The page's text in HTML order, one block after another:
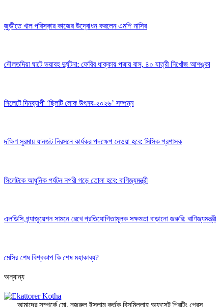
জুড়ীতে খাল পরিস্কার কাজের উদ্বোধন করলেন এমপি নাসির
দৌলতদিয়া ঘাটে ভয়াবহ দুর্ঘটনা: ফেরির ধাক্কায় পদ্মায় বাস, ৪০ যাত্রী নিখোঁজ আশঙ্কা
সিলেটে দিনব্যাপী ‘ছিলটি লোক উৎসব-২০২৬’ সম্পন্ন
দক্ষিণ সুরমায় যানজট নিরসনে কার্যকর পদক্ষেপ নেওয়া হবে: সিসিক প্রশাসক
সিলেটকে আধুনিক পর্যটন নগরী গড়ে তোলা হবে: বাণিজ্যমন্ত্রী
এলডিসি গ্র্যাজুয়েশন সামনে রেখে প্রতিযোগিতামূলক সক্ষমতা বাড়ানো জরুরি: বাণিজ্যমন্ত্রী
মেসির শেষ বিশ্বকাপ কি শেষ মহাকাব্য?
অন্যান্য
আমাদের সম্পর্কে মো. নজরুল ইসলাম কর্তৃক বিসমিল্লাহ অফসেট প্রিন্টিং প্রেস